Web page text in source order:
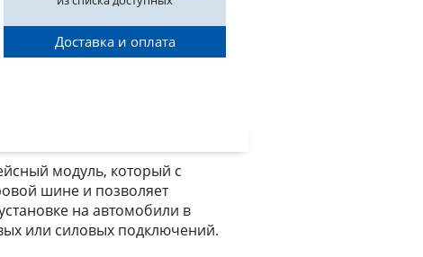
Доставка и оплата
модуль, который с
шине и позволяет
на автомобили в
или силовых подключений.